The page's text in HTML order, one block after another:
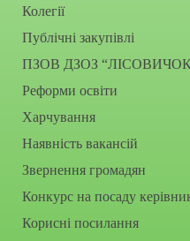
Колегії
Публічні закупівлі
ПЗОВ ДЗОЗ
Реформи освіти
Харчування
Наявність вакансій
Звернення громадян
Конкурс на посаду
Корисні посилання